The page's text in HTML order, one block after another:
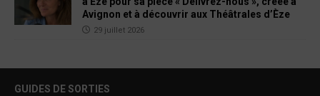
Avignon et à découvrir aux Théâtrales d’Èze
29 juillet 2026
GUIDES DE SORTIES